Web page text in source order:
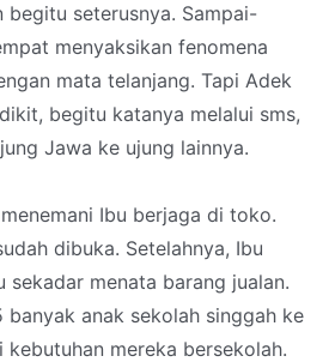
begitu seterusnya. Sampai-
menyaksikan fenomena
mata telanjang. Tapi Adek
begitu katanya melalui sms,
Jawa ke ujung lainnya.
Ibu berjaga di toko.
dibuka. Setelahnya, Ibu
sekadar menata barang jualan.
banyak anak sekolah singgah ke
mereka bersekolah.